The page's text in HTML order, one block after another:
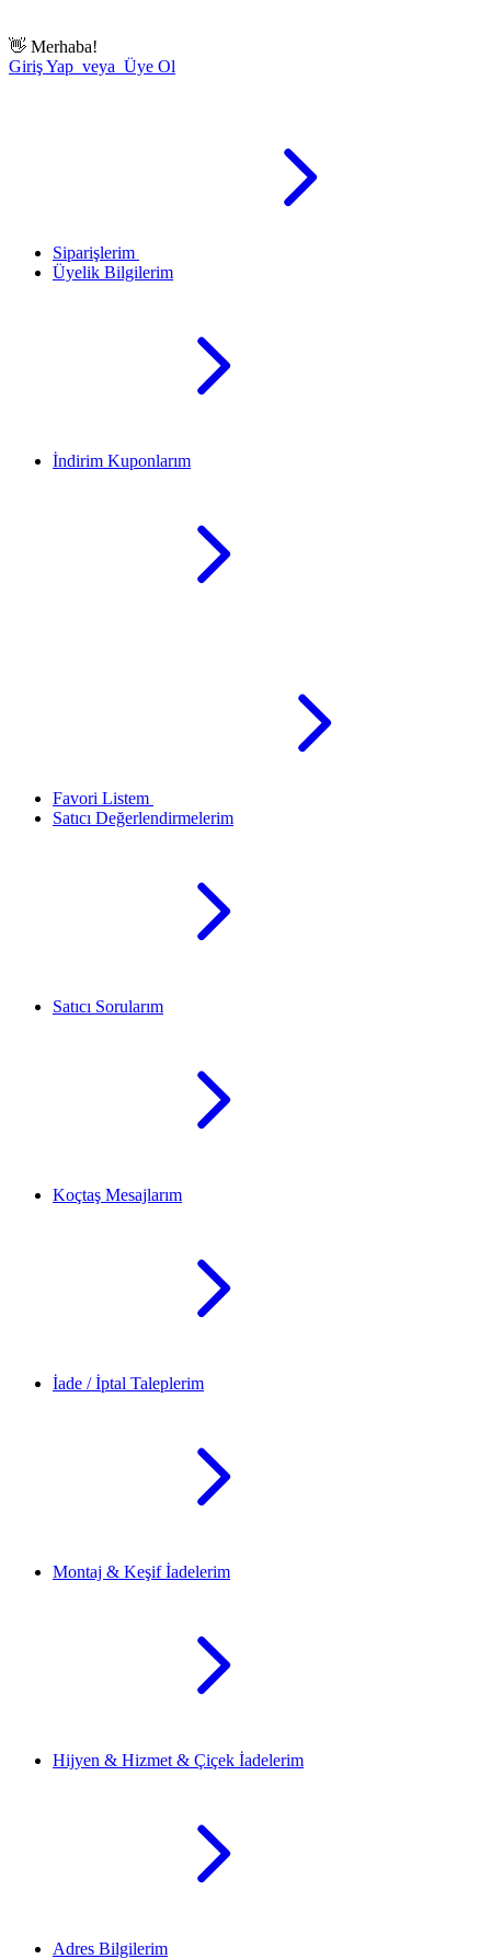
👋 Merhaba!
Giriş Yap veya Üye Ol
Siparişlerim
Üyelik Bilgilerim
İndirim Kuponlarım
Favori Listem
Satıcı Değerlendirmelerim
Satıcı Sorularım
Koçtaş Mesajlarım
İade / İptal Taleplerim
Montaj & Keşif İadelerim
Hijyen & Hizmet & Çiçek İadelerim
Adres Bilgilerim